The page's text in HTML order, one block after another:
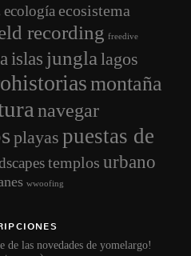
ecología ecosistema
recording freedive
islas jungla lagos
montaña
navegar
playas puestas de
templos urbano
wwoofing
de las novedades de yomelargo!